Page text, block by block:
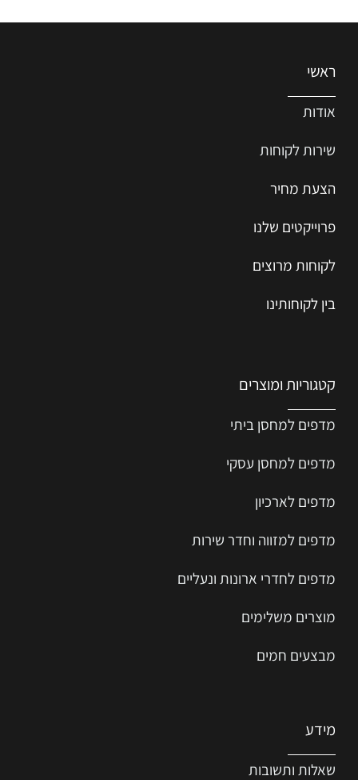
ראשי
אודות
שירות לקוחות
הצעת מחיר
פרוייקטים שלנו
לקוחות מרוצים
בין לקוחותינו
קטגוריות ומוצרים
מדפים למחסן ביתי
מדפים למחסן עסקי
מדפים לארכיון
מדפים למזווה וחדר שירות
מדפים לחדרי ארונות ונעליים
מוצרים משלימים
מבצעים חמים
מידע
שאלות ותשובות